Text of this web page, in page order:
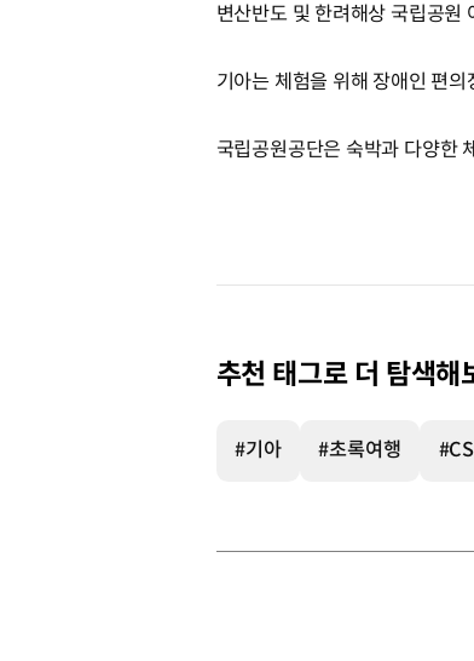
변산반도 및 한려해상 국립공원
기아는 체험을 위해 장애인 편
국립공원공단은 숙박과 다양한
추천 태그로 더 탐색해
#기아 #초록여행